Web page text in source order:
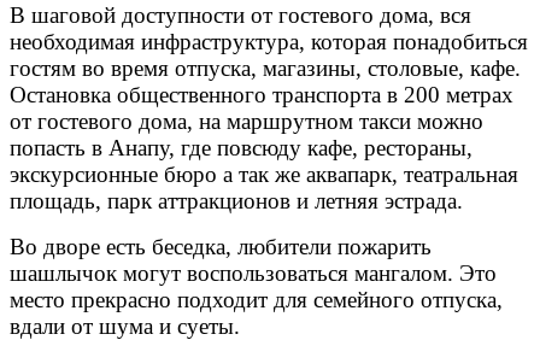
В шаговой доступности от гостевого дома, вся
необходимая инфраструктура, которая понадобиться
гостям во время отпуска, магазины, столовые, кафе.
Остановка общественного транспорта в 200 метрах
от гостевого дома, на маршрутном такси можно
попасть в Анапу, где повсюду кафе, рестораны,
экскурсионные бюро а так же аквапарк, театральная
площадь, парк аттракционов и летняя эстрада.
Во дворе есть беседка, любители пожарить
шашлычок могут воспользоваться мангалом. Это
место прекрасно подходит для семейного отпуска,
вдали от шума и суеты.